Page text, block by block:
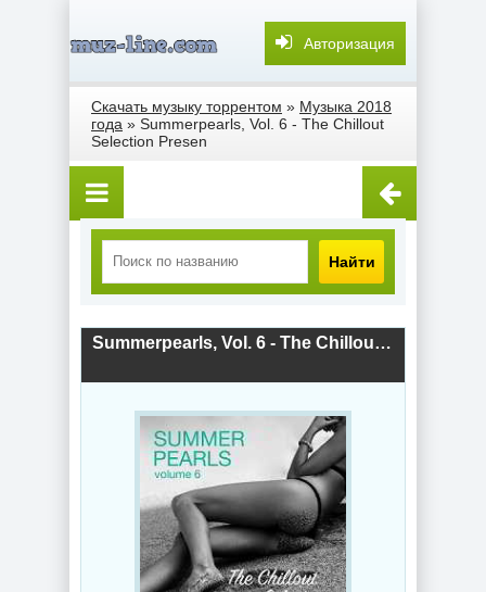
Авторизация
Скачать музыку торрентом » Музыка 2018
года » Summerpearls, Vol. 6 - The Chillout
Selection Presen
Найти
Summerpearls, Vol. 6 - The Chillout Selection Presen (2018) скачать торрент